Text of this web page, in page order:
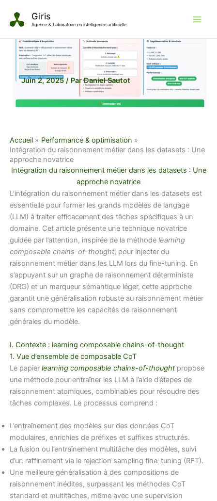
contenu
Giris
Agence & Laboratoire en intelligence artificielle
Juin 2, 2025 / ParDaniel Sautot
Accueil
Performance & optimisation
Intégration du raisonnement métier dans les datasets : Une
approche novatrice
Intégration du raisonnement métier dans les datasets : Une
approche novatrice
L’intégration du raisonnement métier dans les datasets est
essentielle pour former les grands modèles de langage
(LLM) à traiter efficacement des tâches spécifiques à un
domaine. Cet article présente une technique novatrice
guidée par l’attention, inspirée de la méthode learning
composable chains-of-thought, pour injecter du
raisonnement métier dans les LLM lors du fine-tuning. En
s’appuyant sur un graphe de raisonnement déterministe
(DRG) et un marqueur sémantique léger, cette approche
garantit une généralisation robuste au raisonnement métier
sans compromettre les capacités de raisonnement
générales du modèle.
I. Contexte : learning composable chains-of-thought
1. Vue d’ensemble de composable CoT
Le papier learning composable chains-of-thought propose
une méthode pour entraîner les LLM à l’aide d’étapes de
raisonnement atomiques, combinables pour résoudre des
tâches complexes. Le processus comprend :
L’entraînement des modèles sur des données CoT
modulaires, enrichies de préfixes et suffixes structurés.
La fusion ou l’entraînement multitâche des modèles, suivi
d’un raffinement via le rejection sampling fine-tuning (RFT).
Une meilleure généralisation à des compositions de
raisonnement inédites, surpassant les méthodes CoT
standard et multitâches, même avec une supervision